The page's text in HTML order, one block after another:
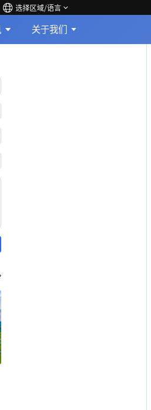
选择区域/语言
关于我们